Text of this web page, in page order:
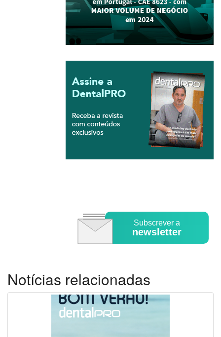
Subscrever a
newsletter
Notícias relacionadas